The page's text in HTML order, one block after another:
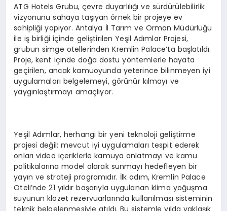
ATG Hotels Grubu, çevre duyarlılığı ve sürdürülebilirlik
vizyonunu sahaya taşıyan örnek bir projeye ev
sahipliği yapıyor. Antalya İl Tarım ve Orman Müdürlüğü
ile iş birliği içinde geliştirilen Yeşil Adımlar Projesi,
grubun simge otellerinden Kremlin Palace’ta başlatıldı.
Proje, kent içinde doğa dostu yöntemlerle hayata
geçirilen, ancak kamuoyunda yeterince bilinmeyen iyi
uygulamaları belgelemeyi, görünür kılmayı ve
yaygınlaştırmayı amaçlıyor.
Yeşil Adımlar, herhangi bir yeni teknoloji geliştirme
projesi değil; mevcut iyi uygulamaları tespit ederek
onları video içeriklerle kamuya anlatmayı ve kamu
politikalarına model olarak sunmayı hedefleyen bir
yayın ve strateji programıdır. İlk adım, Kremlin Palace
Oteli’nde 21 yıldır başarıyla uygulanan klima yoğuşma
suyunun klozet rezervuarlarında kullanılması sisteminin
teknik belgelenmesiyle atıldı. Bu sistemle yılda yaklaşık